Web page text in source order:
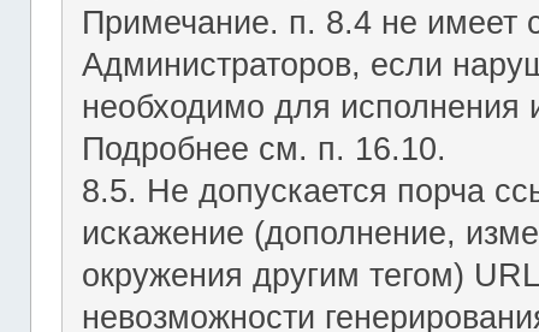
Примечание. п. 8.4 не имеет
Администраторов, если
необходимо для исполнения
Подробнее см. п. 16.10.
8.5. Не допускается порча
искажение (дополнение,
окружения другим тегом)
невозможности